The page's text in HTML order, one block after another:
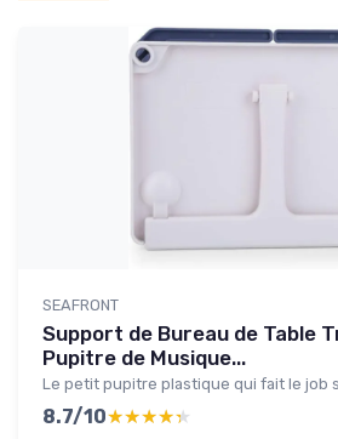
SEAFRONT
Support de Bureau de Table
Pupitre de Musique...
Le petit pupitre plastique qui fait le job
8.7/10★★★★★
★★★★★